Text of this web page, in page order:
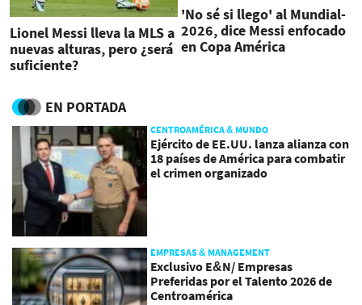
Lionel Messi lleva la MLS a
nuevas alturas, pero ¿será
suficiente?
'No sé si llego' al Mundial-
2026, dice Messi enfocado
en Copa América
EN PORTADA
CENTROAMÉRICA & MUNDO
Ejército de EE.UU. lanza alianza con
18 países de América para combatir
el crimen organizado
EMPRESAS & MANAGEMENT
Exclusivo E&N/ Empresas
Preferidas por el Talento 2026 de
Centroamérica